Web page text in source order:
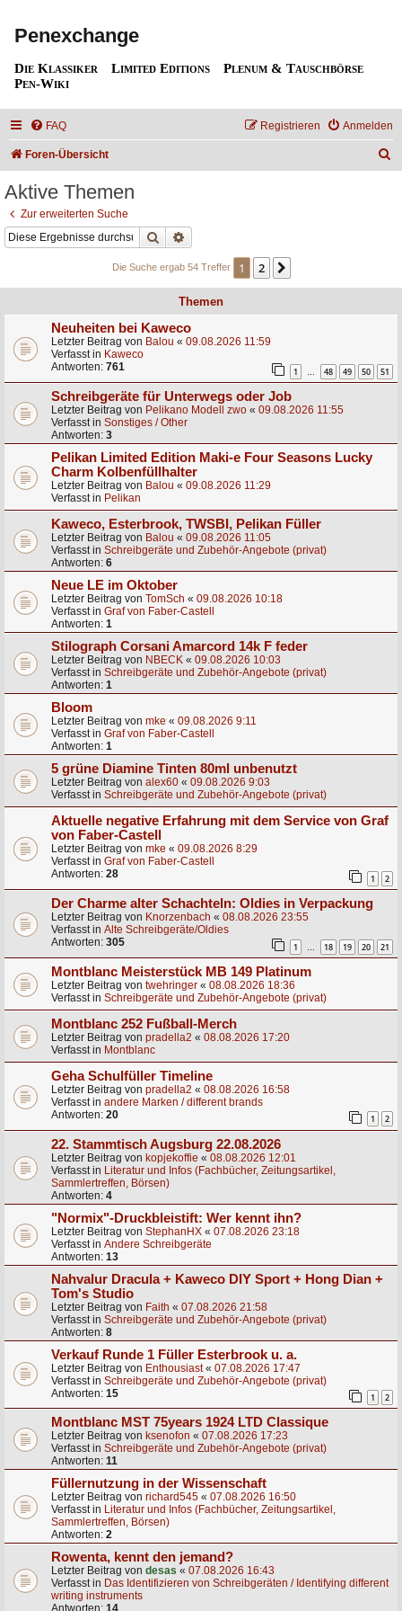
Penexchange
Die Klassiker Limited Editions
Plenum & Tauschbörse
Pen-Wiki
FAQ Anmelden
Registrieren
Foren-Übersicht
Aktive Themen
Zur erweiterten Suche
Suche
Die Suche ergab 54 Treffer 1 2
Themen
Neuheiten bei Kaweco
Letzter Beitrag von Balou « 09.08.2026 11:59
Verfasst in Kaweco
Antworten: 761 1 … 48 49 50 51
Schreibgeräte für Unterwegs oder Job
Letzter Beitrag von Pelikano Modell zwo « 09.08.2026 11:55
Verfasst in Sonstiges / Other
Antworten: 3
Pelikan Limited Edition Maki-e Four Seasons Lucky
Charm Kolbenfüllhalter
Letzter Beitrag von Balou « 09.08.2026 11:29
Verfasst in Pelikan
Kaweco, Esterbrook, TWSBI, Pelikan Füller
Letzter Beitrag von Balou « 09.08.2026 11:05
Verfasst in Schreibgeräte und Zubehör-Angebote (privat)
Antworten: 6
Neue LE im Oktober
Letzter Beitrag von TomSch « 09.08.2026 10:18
Verfasst in Graf von Faber-Castell
Antworten: 1
Stilograph Corsani Amarcord 14k F feder
Letzter Beitrag von NBECK « 09.08.2026 10:03
Verfasst in Schreibgeräte und Zubehör-Angebote (privat)
Antworten: 1
Bloom
Letzter Beitrag von mke « 09.08.2026 9:11
Verfasst in Graf von Faber-Castell
Antworten: 1
5 grüne Diamine Tinten 80ml unbenutzt
Letzter Beitrag von alex60 « 09.08.2026 9:03
Verfasst in Schreibgeräte und Zubehör-Angebote (privat)
Aktuelle negative Erfahrung mit dem Service von Graf
von Faber-Castell
Letzter Beitrag von mke « 09.08.2026 8:29
Verfasst in Graf von Faber-Castell
Antworten: 28 1 2
Der Charme alter Schachteln: Oldies in Verpackung
Letzter Beitrag von Knorzenbach « 08.08.2026 23:55
Verfasst in Alte Schreibgeräte/Oldies
Antworten: 305 1 18 19 20 21
Montblanc Meisterstück MB 149 Platinum
Letzter Beitrag von twehringer « 08.08.2026 18:36
Verfasst in Schreibgeräte und Zubehör-Angebote (privat)
Montblanc 252 Fußball-Merch
Letzter Beitrag von pradella2 « 08.08.2026 17:20
Verfasst in Montblanc
Geha Schulfüller Timeline
Letzter Beitrag von pradella2 « 08.08.2026 16:58
Verfasst in andere Marken / different brands
Antworten: 20 1 2
22. Stammtisch Augsburg 22.08.2026
Letzter Beitrag von kopjekoffie « 08.08.2026 12:01
Verfasst in Literatur und Infos (Fachbücher, Zeitungsartikel,
Sammlertreffen, Börsen)
Antworten: 4
"Normix"-Druckbleistift: Wer kennt ihn?
Letzter Beitrag von StephanHX « 07.08.2026 23:18
Verfasst in Andere Schreibgeräte
Antworten: 13
Nahvalur Dracula + Kaweco DIY Sport + Hong Dian +
Tom's Studio
Letzter Beitrag von Faith « 07.08.2026 21:58
Verfasst in Schreibgeräte und Zubehör-Angebote (privat)
Antworten: 8
Verkauf Runde 1 Füller Esterbrook u. a.
Letzter Beitrag von Enthousiast« 07.08.2026 17:47
Verfasst in Schreibgeräte und Zubehör-Angebote (privat)
Antworten: 15 1 2
Montblanc MST 75years 1924 LTD Classique
Letzter Beitrag von ksenofon « 07.08.2026 17:23
Verfasst in Schreibgeräte und Zubehör-Angebote (privat)
Antworten: 11
Füllernutzung in der Wissenschaft
Letzter Beitrag von richard545 « 07.08.2026 16:50
Verfasst in Literatur und Infos (Fachbücher, Zeitungsartikel,
Sammlertreffen, Börsen)
Antworten: 2
Rowenta, kennt den jemand?
Letzter Beitrag von desas « 07.08.2026 16:43
Verfasst in Das Identifizieren von Schreibgeräten / Identifying different
writing instruments